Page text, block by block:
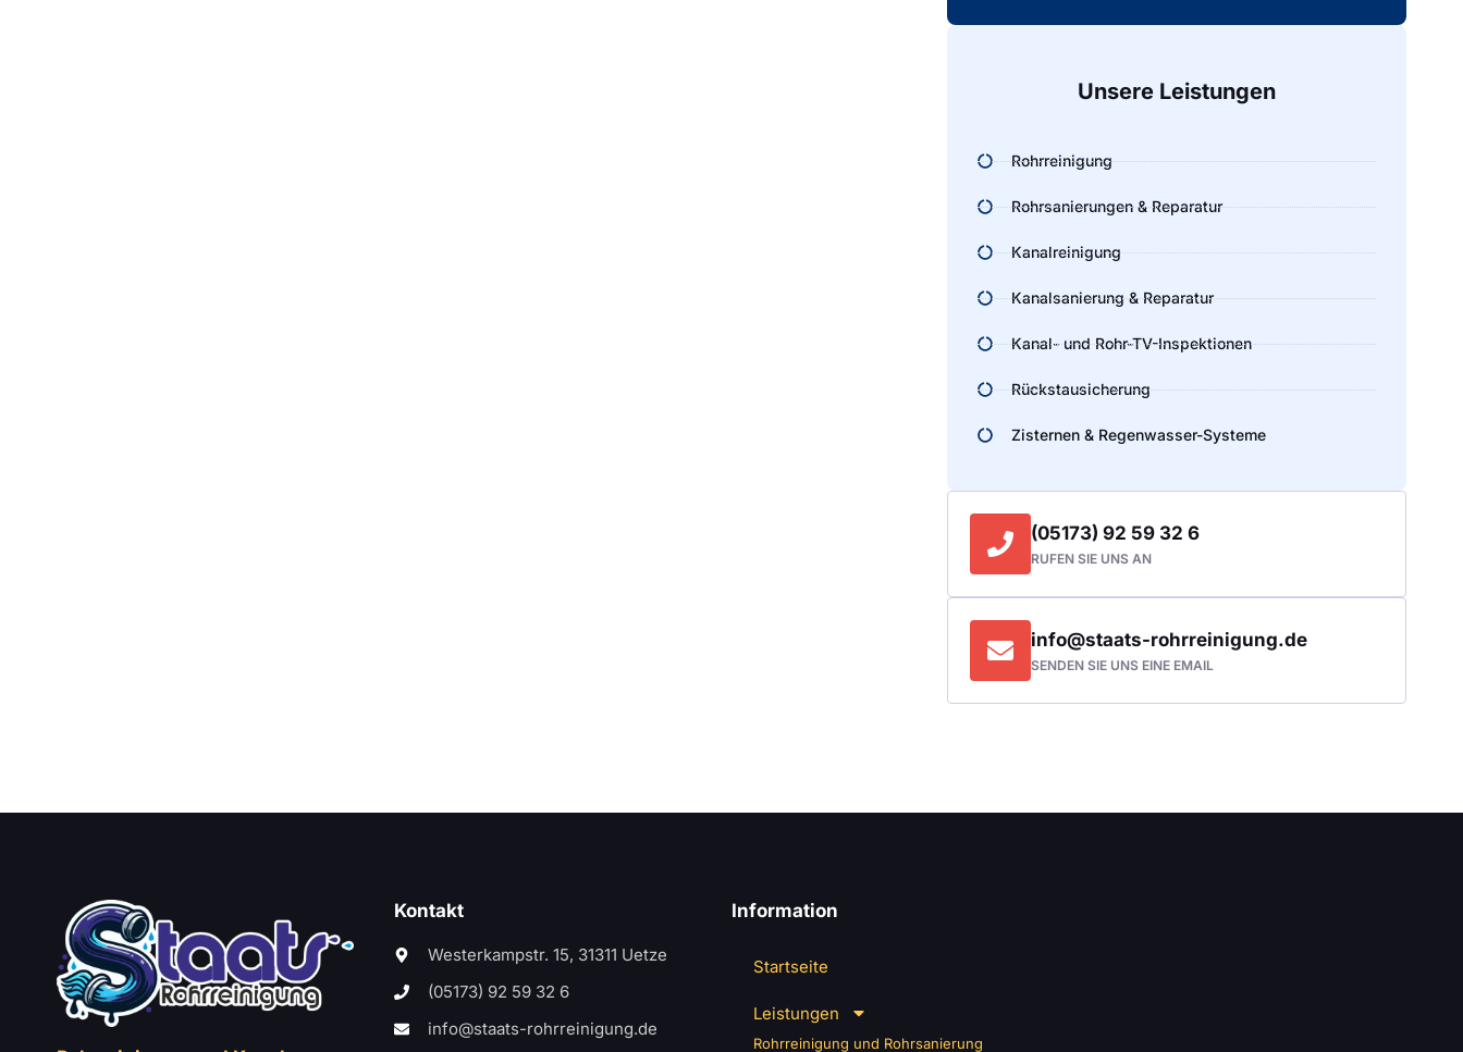
Unsere Leistungen
Rohrreinigung
Rohrsanierungen & Reparatur
Kanalreinigung
Kanalsanierung & Reparatur
Kanal- und Rohr-TV-Inspektionen
Rückstausicherung
Zisternen & Regenwasser-Systeme
(05173) 92 59 32 6
RUFEN SIE UNS AN
info@staats-rohrreinigung.de
SENDEN SIE UNS EINE EMAIL
Kontakt
Westerkampstr. 15, 31311 Uetze
(05173) 92 59 32 6
info@staats-rohrreinigung.de
Information
Startseite
Leistungen
Rohrreinigung und Rohrsanierung